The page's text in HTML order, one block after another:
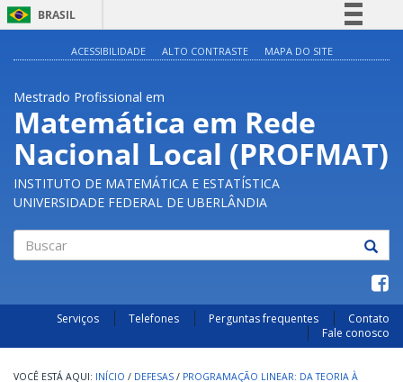
BRASIL
Acesso à informação
Legislação
Canais
ACESSIBILIDADE ALTO CONTRASTE MAPA DO SITE
Mestrado Profissional em
Matemática em Rede
Nacional Local (PROFMAT)
INSTITUTO DE MATEMÁTICA E ESTATÍSTICA
UNIVERSIDADE FEDERAL DE UBERLÂNDIA
Serviços Telefones Perguntas frequentes
Contato
Fale conosco
INÍCIO / DEFESAS / PROGRAMAÇÃO LINEAR: DA TEORIA À